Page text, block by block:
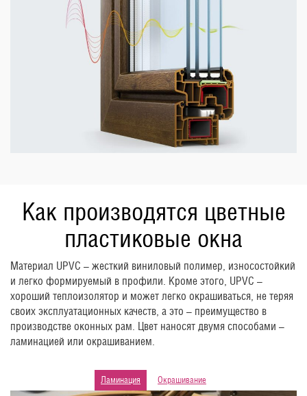
Как производятся цветные
пластиковые окна
Материал UPVC – жесткий виниловый полимер, износостойкий
и легко формируемый в профили. Кроме этого, UPVC –
хороший теплоизолятор и может легко окрашиваться, не теряя
своих эксплуатационных качеств, а это – преимущество в
производстве оконных рам. Цвет наносят двумя способами –
ламинацией или окрашиванием.
Ламинация Окрашивание